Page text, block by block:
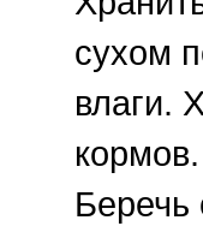
сухом
влаги.
кормов.
Беречь